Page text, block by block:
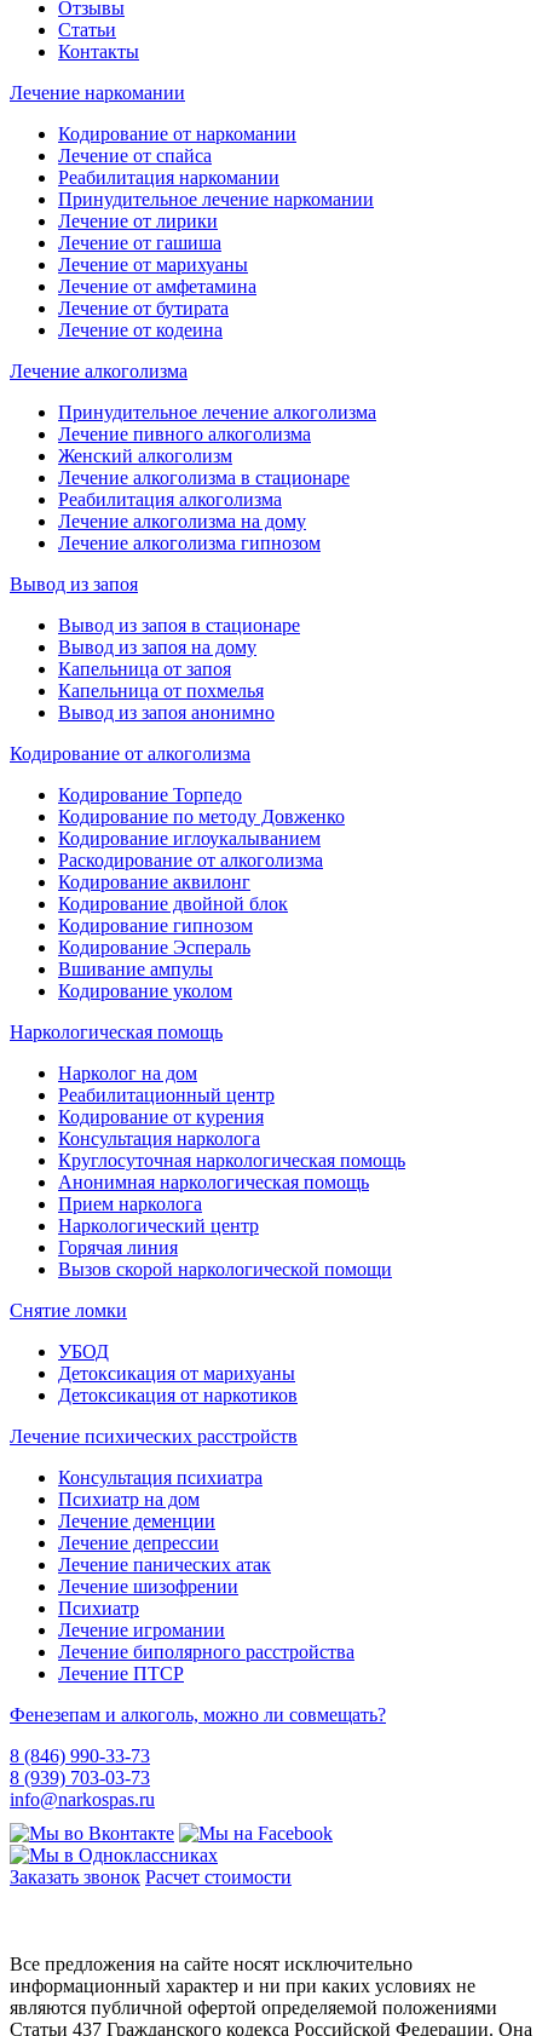
Отзывы
Статьи
Контакты
Лечение наркомании
Кодирование от наркомании
Лечение от спайса
Реабилитация наркомании
Принудительное лечение наркомании
Лечение от лирики
Лечение от гашиша
Лечение от марихуаны
Лечение от амфетамина
Лечение от бутирата
Лечение от кодеина
Лечение алкоголизма
Принудительное лечение алкоголизма
Лечение пивного алкоголизма
Женский алкоголизм
Лечение алкоголизма в стационаре
Реабилитация алкоголизма
Лечение алкоголизма на дому
Лечение алкоголизма гипнозом
Вывод из запоя
Вывод из запоя в стационаре
Вывод из запоя на дому
Капельница от запоя
Капельница от похмелья
Вывод из запоя анонимно
Кодирование от алкоголизма
Кодирование Торпедо
Кодирование по методу Довженко
Кодирование иглоукалыванием
Раскодирование от алкоголизма
Кодирование аквилонг
Кодирование двойной блок
Кодирование гипнозом
Кодирование Эспераль
Вшивание ампулы
Кодирование уколом
Наркологическая помощь
Нарколог на дом
Реабилитационный центр
Кодирование от курения
Консультация нарколога
Круглосуточная наркологическая помощь
Анонимная наркологическая помощь
Прием нарколога
Наркологический центр
Горячая линия
Вызов скорой наркологической помощи
Снятие ломки
УБОД
Детоксикация от марихуаны
Детоксикация от наркотиков
Лечение психических расстройств
Консультация психиатра
Психиатр на дом
Лечение деменции
Лечение депрессии
Лечение панических атак
Лечение шизофрении
Психиатр
Лечение игромании
Лечение биполярного расстройства
Лечение ПТСР
Фенезепам и алкоголь, можно ли совмещать?
8 (846) 990-33-73
8 (939) 703-03-73
info@narkospas.ru
Заказать звонок Расчет стоимости
Все предложения на сайте носят исключительно
информационный характер и ни при каких условиях не
являются публичной офертой определяемой положениями
Статьи 437 Гражданского кодекса Российской Федерации. Она